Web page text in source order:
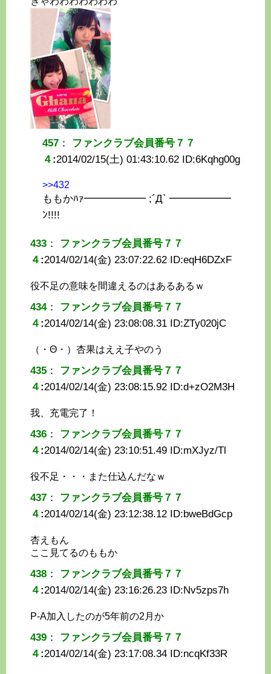
457 ： ファンクラブ会員番号７７
４ :2014/02/15(土) 01:43:10.62 ID:6Kqhg00g
>>432
ももかﾊｧ━━━━━━ ;´Д` ━━━━━━
ﾝ!!!!
433 ： ファンクラブ会員番号７７
４ :2014/02/14(金) 23:07:22.62 ID:eqH6DZxF
役不足の意味を間違えるのはあるあるｗ
434： ファンクラブ会員番号７７
４ :2014/02/14(金) 23:08:08.31 ID:ZTy020jC
（・Θ・）杏果はええ子やのう
435 ： ファンクラブ会員番号７７
４ :2014/02/14(金) 23:08:15.92 ID:d+zO2M3H
我、充電完了！
436 ： ファンクラブ会員番号７７
４ :2014/02/14(金) 23:10:51.49 ID:mXJyz/Tl
役不足・・・また仕込んだなｗ
437 ： ファンクラブ会員番号７７
４ :2014/02/14(金) 23:12:38.12 ID:bweBdGcp
杏えもん
ここ見てるのももか
438 ： ファンクラブ会員番号７７
４ :2014/02/14(金) 23:16:26.23 ID:Nv5zps7h
P-A加入したのが5年前の2月か
439 ： ファンクラブ会員番号７７
４ :2014/02/14(金) 23:17:08.34 ID:ncqKf33R